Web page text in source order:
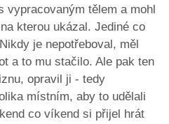
tělem a mohl
kterou ukázal. Jediné co
je nepotřeboval, měl
a to mu stačilo. Ale pak ten
opravil ji - tedy
místním, aby to udělali
co víkend si přijel hrát